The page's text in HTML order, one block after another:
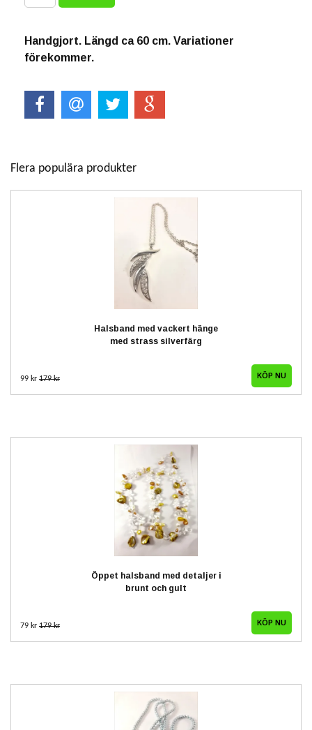
Handgjort. Längd ca 60 cm. Variationer
förekommer.
Flera populära produkter
Halsband med vackert hänge
med strass silverfärg
99 kr 179 kr
Öppet halsband med detaljer i
brunt och gult
79 kr 179 kr